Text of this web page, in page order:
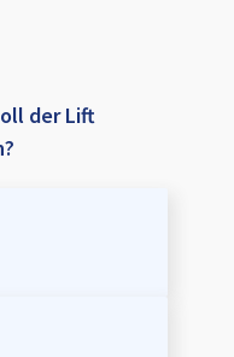
der Lift